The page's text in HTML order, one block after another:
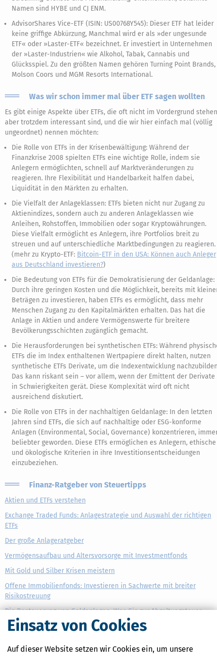
Einsatz von Cookies
Auf dieser Website setzen wir Cookies ein, um unsere
Namen sind HYBE und CJ ENM.
AdvisorShares Vice-ETF (ISIN: US00768Y545): Dieser ETF hat leider
keine griffige Abkürzung, Manchmal wird er als »der ungesunde
ETF« oder »Laster-ETF« bezeichnet. Er investiert in Unternehmen
der »Laster-Industrien« wie Alkohol, Tabak, Cannabis und
Glücksspiel. Zu den größten Namen gehören Turning Point Brands,
Molson Coors und MGM Resorts International.
Was wir schon immer mal über ETF sagen wollten
Es gibt einige Aspekte über ETFs, die oft nicht im Vordergrund
aber trotzdem interessant sind, und die wir hier einfach mal (völlig
ungeordnet) nennen möchten:
Die Rolle von ETFs in der Krisenbewältigung: Während der
Finanzkrise 2008 spielten ETFs eine wichtige Rolle, indem sie
Anlegern ermöglichten, schnell auf Marktveränderungen zu
reagieren. Ihre Flexibilität und Handelbarkeit halfen dabei,
Liquidität in den Märkten zu erhalten.
Die Vielfalt der Anlageklassen: ETFs bieten nicht nur Zugang zu
Aktienindizes, sondern auch zu anderen Anlageklassen wie
Anleihen, Rohstoffen, Immobilien oder sogar Kryptowährungen.
Diese Vielfalt ermöglicht es Anlegern, ihre Portfolios breit zu
streuen und auf unterschiedliche Marktbedingungen zu reagieren.
(mehr zu Krypto-ETF: Bitcoin-ETF in den USA: Können auch Anleger
aus Deutschland investieren?)
Die Bedeutung von ETFs für die Demokratisierung der Geldanlage:
Durch ihre geringen Kosten und die Möglichkeit, bereits mit
Beträgen zu investieren, haben ETFs es ermöglicht, dass mehr
Menschen Zugang zu den Kapitalmärkten erhalten. Das hat die
Anlage in Aktien und andere Vermögenswerte für breitere
Bevölkerungsschichten zugänglich gemacht.
Die Herausforderungen bei synthetischen ETFs: Während
ETFs die im Index enthaltenen Wertpapiere direkt halten, nutzen
synthetische ETFs Derivate, um die Indexentwicklung
Das kann riskant sein – vor allem, wenn der Emittent der Derivate
in Schwierigkeiten gerät. Diese Komplexität wird oft nicht
ausreichend diskutiert.
Die Rolle von ETFs in der nachhaltigen Geldanlage: In den letzten
Jahren sind ETFs, die sich auf nachhaltige oder ESG-konforme
Anlagen (Environmental, Social, Governance) konzentrieren,
beliebter geworden. Diese ETFs ermöglichen es Anlegern, ethische
und ökologische Kriterien in ihre Investitionsentscheidungen
einzubeziehen.
Finanz-Ratgeber von Steuertipps
Aktien und ETFs verstehen
Exchange Traded Funds: Anlagestrategie und Auswahl der richtigen
ETFs
Der große Anlageratgeber
Vermögensaufbau und Altersvorsorge mit Investmentfonds
Mit Gold und Silber Krisen meistern
Offene Immobilienfonds: Investieren in Sachwerte mit breiter
Risikostreuung
Die Besteuerung von Geldanlagen: Was Sie zur Abgeltungsteuer
wissen müssen
(MB)